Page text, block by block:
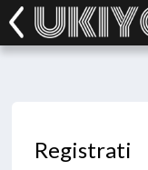
Registrati